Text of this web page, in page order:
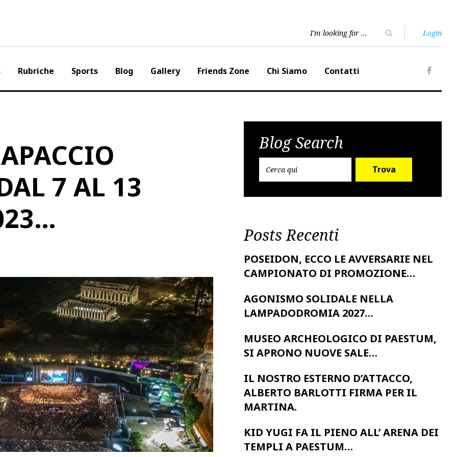
Login
Rubriche Sports Blog Gallery Friends Zone Chi Siamo
Contatti
7 AL 13
Blog Search
Trova
Posts Recenti
POSEIDON, ECCO LE AVVERSARIE NEL
CAMPIONATO DI PROMOZIONE…
AGONISMO SOLIDALE NELLA
LAMPADODROMIA 2027…
MUSEO ARCHEOLOGICO DI PAESTUM,
SI APRONO NUOVE SALE…
IL NOSTRO ESTERNO D’ATTACCO,
ALBERTO BARLOTTI FIRMA PER IL
MARTINA.
KID YUGI FA IL PIENO ALL’ ARENA DEI
TEMPLI A PAESTUM…